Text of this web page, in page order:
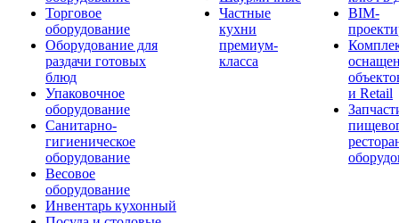
Торговое
оборудование
Оборудование для
раздачи готовых
блюд
Упаковочное
оборудование
Санитарно-
гигиеническое
оборудование
Весовое
оборудование
Инвентарь кухонный
Частные
кухни
премиум-
класса
BIM-
и Retail